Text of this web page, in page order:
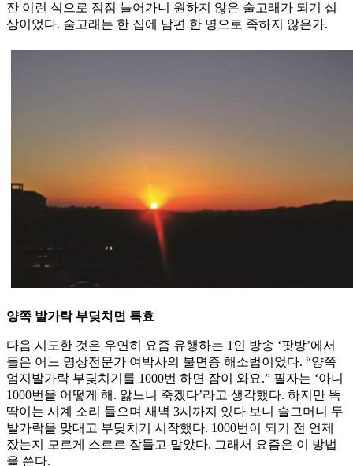
잔 이런 식으로 점점 늘어가니 원하지 않은 술고래가 되기 십
상이었다. 술고래는 한 집에 남편 한 명으로 족하지 않은가.
양쪽 발가락 부딪치면 특효
다음 시도한 것은 우연히 요즘 유행하는 1인 방송 ‘팟방’에서
들은 어느 명상전문가 여박사의 불면증 해소법이었다. “양쪽
엄지발가락 부딪치기를 1000번 하면 잠이 와요.” 필자는 ‘아니
1000번을 어떻게 해. 앓느니 죽겠다’라고 생각했다. 하지만 똑
딱이는 시계 소리 들으며 새벽 3시까지 있다 보니 슬그머니 두
발가락을 맞대고 부딪치기 시작했다. 1000번이 되기 전 언제
잤는지 모르게 스르르 잠들고 말았다. 그래서 요즘은 이 방법
을 쓴다.